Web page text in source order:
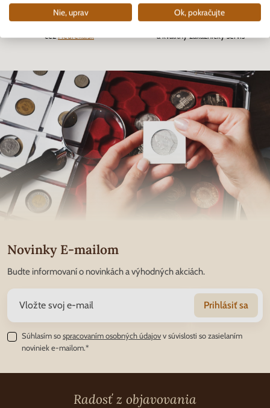
Zákazníkmi overený eshop
cezHeureka.sk
Rýchle doručenie tovaru skladom
a kvalitný zákaznícky servis
Novinky E-mailom
Budte informovaní o novinkách a výhodných akciách.
Prihlásiť sa
Súhlasím sospracovaním osobných údajovv súvislosti so zasielaním
noviniek e-mailom.*
Radosť z objavovania
Nie, uprav Ok, pokračujte